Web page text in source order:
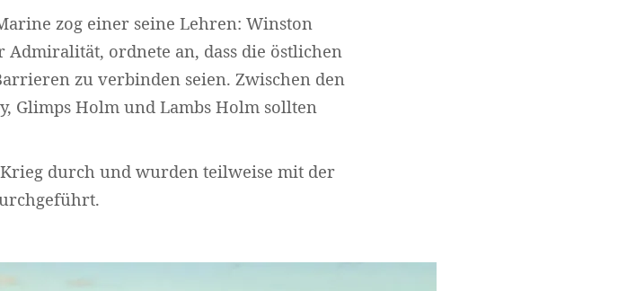
zog einer seine Lehren: Winston
ordnete an, dass die östlichen
zu verbinden seien. Zwischen den
Glimps Holm und Lambs Holm sollten
durch und wurden teilweise mit der